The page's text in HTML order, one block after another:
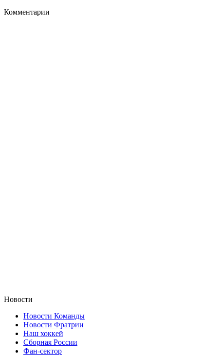
Комментарии
Новости
Новости Команды
Новости Фратрии
Наш хоккей
Сборная России
Фан-cектор